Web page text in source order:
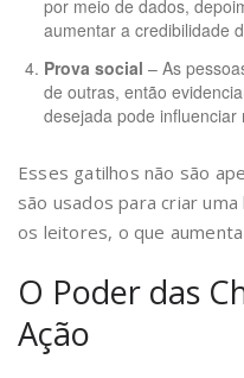
por meio de dados,
aumentar a credibilidade
Prova social – As
de outras, então
desejada pode
Esses gatilhos não são
são usados para criar
os leitores, o que
O Poder das
Ação